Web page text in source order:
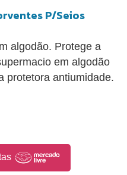
P/Seios
algodão. Protege a
em algodão
protetora antiumidade.